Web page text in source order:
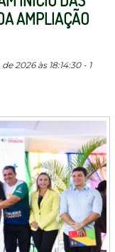
AMPLIAÇÃO
2026 às 18:14:30 - 1